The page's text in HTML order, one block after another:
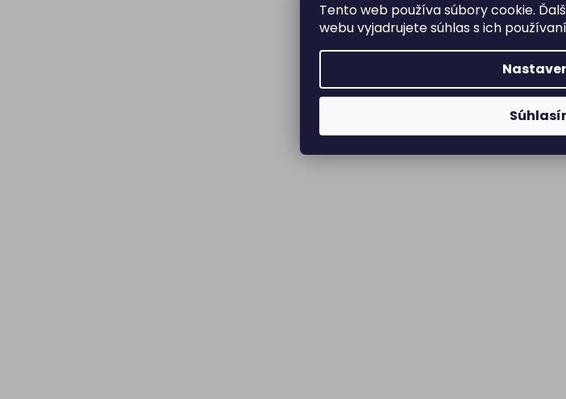
Tento web používa súbory cookie.
webu vyjadrujete súhlas s ich